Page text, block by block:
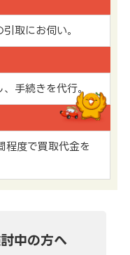
取にお伺い。
手続きを代行。
程度で買取代金を
中の方へ